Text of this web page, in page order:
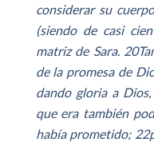
considerar su
(siendo de casi
matriz de Sara.
de la promesa de
dando gloria a
que era también
había prometido;